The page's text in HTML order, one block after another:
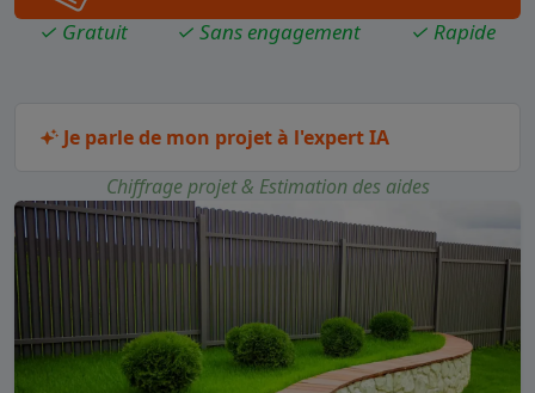
✓ Gratuit ✓ Sans engagement ✓ Rapide
Je parle de mon projet à l'expert IA
Chiffrage projet & Estimation des aides